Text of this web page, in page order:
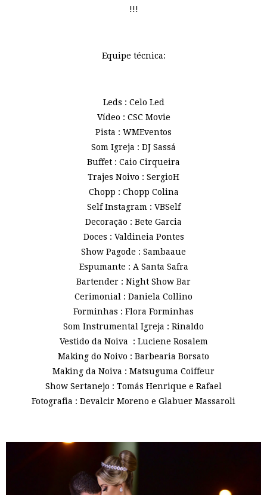
!!!
Equipe técnica:
Leds : Celo Led
Vídeo : CSC Movie
Pista : WMEventos
Som Igreja : DJ Sassá
Buffet : Caio Cirqueira
Trajes Noivo : SergioH
Chopp : Chopp Colina
Self Instagram : VBSelf
Decoração : Bete Garcia
Doces : Valdineia Pontes
Show Pagode : Sambaaue
Espumante : A Santa Safra
Bartender : Night Show Bar
Cerimonial : Daniela Collino
Forminhas : Flora Forminhas
Som Instrumental Igreja : Rinaldo
Vestido da Noiva : Luciene Rosalem
Making do Noivo : Barbearia Borsato
Making da Noiva : Matsuguma Coiffeur
Show Sertanejo : Tomás Henrique e Rafael
Fotografia : Devalcir Moreno e Glabuer Massaroli